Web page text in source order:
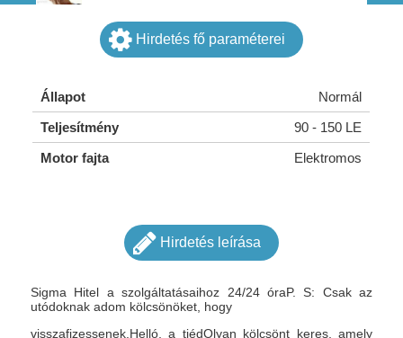
Hirdetés fő paraméterei
Állapot
Normál
Teljesítmény
90 - 150 LE
Motor fajta
Elektromos
Hirdetés leírása
Sigma Hitel a szolgáltatásaihoz 24/24 óraP. S: Csak az
utódoknak adom kölcsönöket, hogy
visszafizessenek.Helló, a tiédOlyan kölcsönt keres, amely